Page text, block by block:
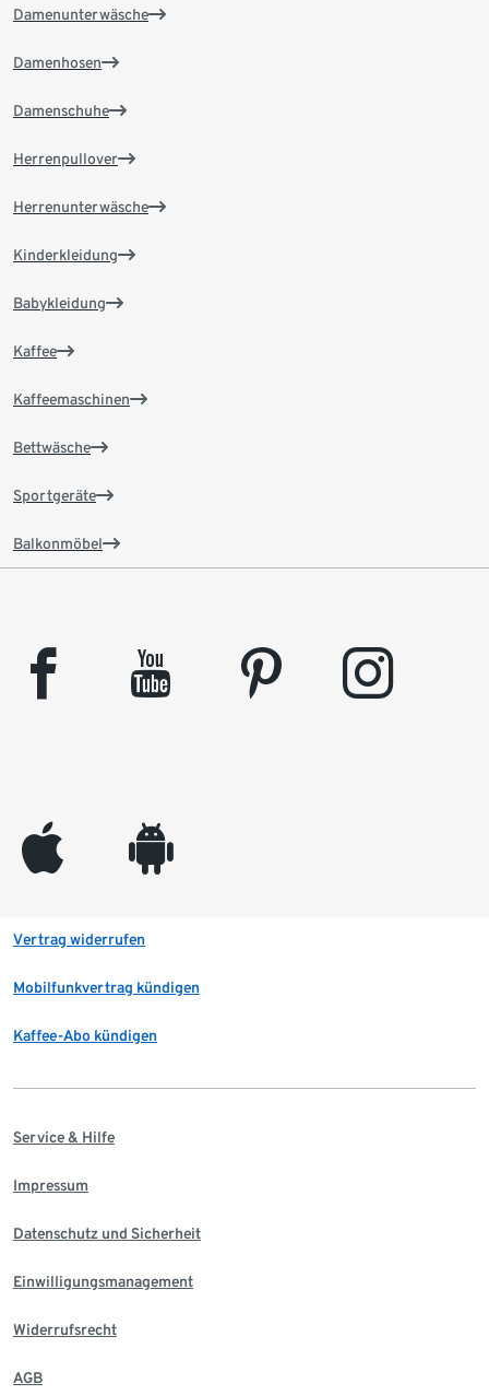
Damenunterwäsche
Damenhosen
Damenschuhe
Herrenpullover
Herrenunterwäsche
Kinderkleidung
Babykleidung
Kaffee
Kaffeemaschinen
Bettwäsche
Sportgeräte
Balkonmöbel
facebook youtube pinterest instagram
appleinc android
Vertrag widerrufen
Mobilfunkvertrag kündigen
Kaffee-Abo kündigen
Service & Hilfe
Impressum
Datenschutz und Sicherheit
Einwilligungsmanagement
Widerrufsrecht
AGB